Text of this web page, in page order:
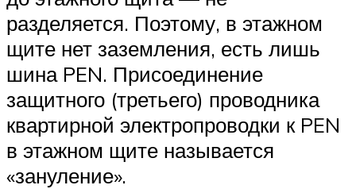
разделяется. Поэтому, в этажном
щите нет заземления, есть лишь
шина PEN. Присоединение
защитного (третьего) проводника
квартирной электропроводки к PEN
в этажном щите называется
«зануление».